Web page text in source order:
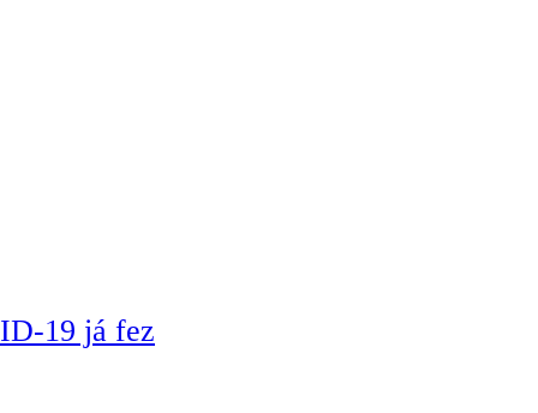
19 já fez